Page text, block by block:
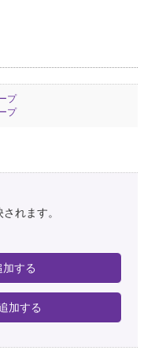
プ
プ
れます。
加する
加する